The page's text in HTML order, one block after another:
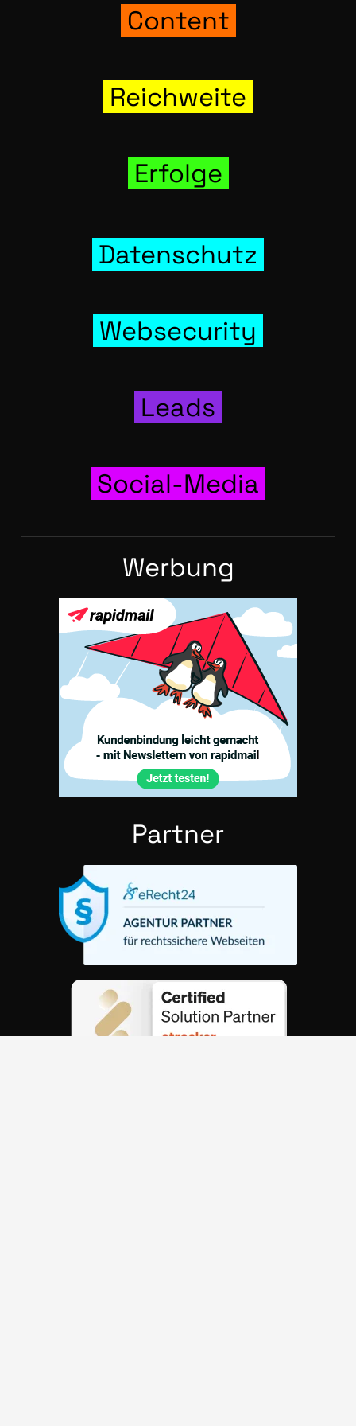
Con­tent
Reich­wei­te
Erfol­ge
Daten­schutz
Web­se­cu­ri­ty
Leads
Social-Media
Wer­bung
Part­ner